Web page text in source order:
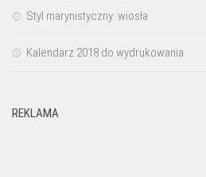
Styl marynistyczny: wiosła
Kalendarz 2018 do wydrukowania
REKLAMA